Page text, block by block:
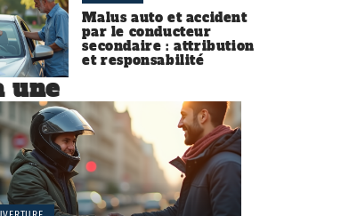
Malus auto et accident
par le conducteur
secondaire : attribution
et responsabilité
une